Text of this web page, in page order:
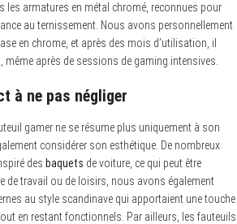
les armatures en métal chromé, reconnues pour
au ternissement. Nous avons personnellement
en chrome, et après des mois d’utilisation, il
après de sessions de gaming intensives.
à ne pas négliger
gamer ne se résume plus uniquement à son
considérer son esthétique. De nombreux
des baquets de voiture, ce qui peut être
de travail ou de loisirs, nous avons également
au style scandinave qui apportaient une touche
en restant fonctionnels. Par ailleurs, les fauteuils